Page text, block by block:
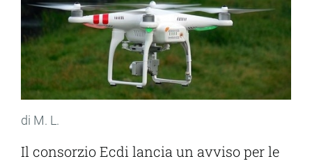
di M. L.
Il consorzio Ecdi lancia un avviso per le